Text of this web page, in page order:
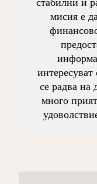
мисия е
се радва на
много